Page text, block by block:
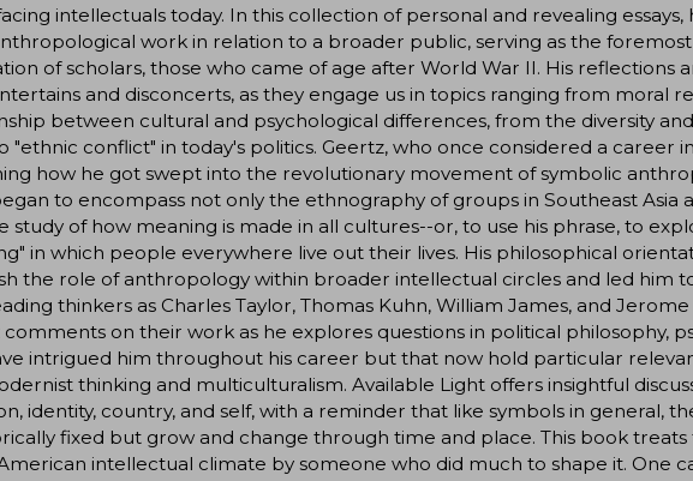
intellectuals today. In this collection of personal and revealing
work in relation to a broader public, serving as the
of scholars, those who came of age after World War II. His reflections
and disconcerts, as they engage us in topics ranging from moral
between cultural and psychological differences, from the diversity
"ethnic conflict" in today's politics. Geertz, who once considered a career
how he got swept into the revolutionary movement of symbolic
to encompass not only the ethnography of groups in Southeast Asia
study of how meaning is made in all cultures--or, to use his phrase, to
in which people everywhere live out their lives. His philosophical
the role of anthropology within broader intellectual circles and led him
thinkers as Charles Taylor, Thomas Kuhn, William James, and
comments on their work as he explores questions in political philosophy,
intrigued him throughout his career but that now hold particular
thinking and multiculturalism. Available Light offers insightful
identity, country, and self, with a reminder that like symbols in general,
fixed but grow and change through time and place. This book treats
intellectual climate by someone who did much to shape it. One